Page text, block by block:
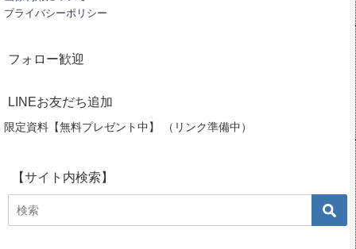
プライバシーポリシー
フォロー歓迎
LINEお友だち追加
限定資料【無料プレゼント中】 （リンク準備中）
【サイト内検索】